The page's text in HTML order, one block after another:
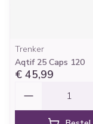
Trenker
Aqtif 25 Caps 120
€ 45,99